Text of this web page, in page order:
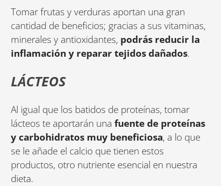
Tomar frutas y verduras aportan una gran
cantidad de beneficios; gracias a sus vitaminas,
minerales y antioxidantes, podrás reducir la
inflamación y reparar tejidos dañados.
LÁCTEOS
Al igual que los batidos de proteínas, tomar
lácteos te aportarán unafuente de proteínas
y carbohidratos muy beneficiosa, a lo que
se le añade el calcio que tienen estos
productos, otro nutriente esencial en nuestra
dieta.